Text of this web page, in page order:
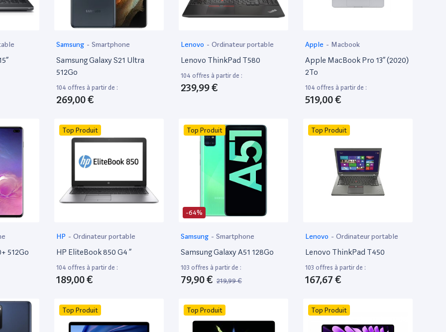
Samsung - Smartphone
Samsung Galaxy S21 Ultra
512Go
104 offres à partir de :
269,00 €
Lenovo - Ordinateur portable
Lenovo ThinkPad T580
104 offres à partir de :
239,99 €
Apple - Macbook
Apple MacBook Pro 13” (2020)
2To
104 offres à partir de :
519,00 €
512Go
Top Produit
HP - Ordinateur portable
HP EliteBook 850 G4 ”
104 offres à partir de :
189,00 €
-64%
Top Produit
Samsung - Smartphone
Samsung Galaxy A51 128Go
103 offres à partir de :
79,90 € 219,99 €
Top Produit
Lenovo - Ordinateur portable
Lenovo ThinkPad T450
103 offres à partir de :
167,67 €
Top Produit Top Produit Top Produit